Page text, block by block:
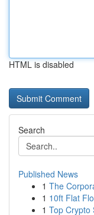
HTML is disabled
Search
Published News
1 The
1 10ft Flat
1 Top Crypto